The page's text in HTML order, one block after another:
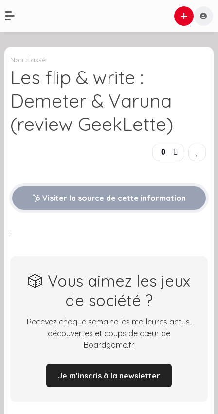
Non classé
Les flip & write :
Demeter & Varuna
(review GeekLette)
0
Visiter la source de cette information
.
🎲 Vous aimez les jeux
de société ?
Recevez chaque semaine les meilleures actus,
découvertes et coups de cœur de
Boardgame.fr.
Je m’inscris à la newsletter